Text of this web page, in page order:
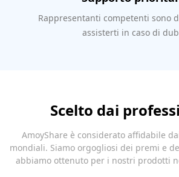
Rappresentanti competenti sono
assisterti in caso di
Scelto dai
AmoyShare è considerato affidabile
mondiali. Siamo orgogliosi dei premi e
abbiamo ottenuto per i nostri prodotti